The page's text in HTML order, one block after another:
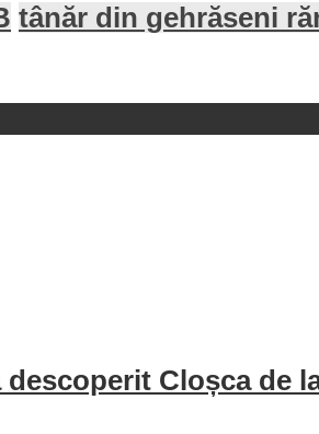
tânăr din gehrăseni
Cloșca de